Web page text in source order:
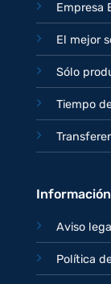
Empresa
El mejor
Sólo
Tiempo
Aviso
Política